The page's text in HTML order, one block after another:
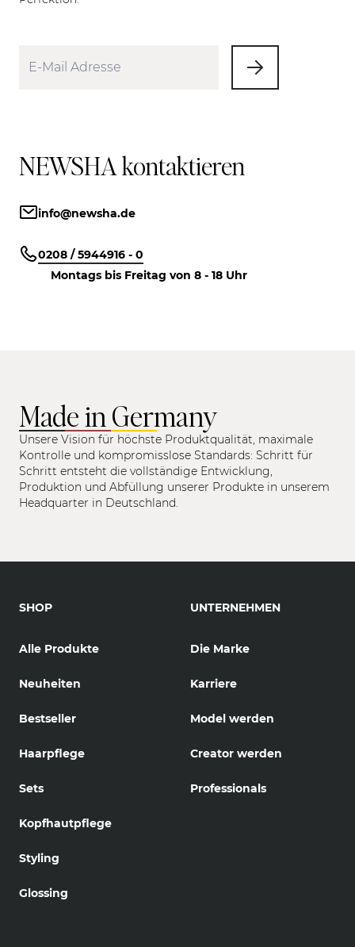
NEWSHA kontaktieren
info@newsha.de
0208 / 5944916 - 0
Montags bis Freitag von 8 - 18 Uhr
Made in Germany
Unsere Vision für höchste Produktqualität, maximale
Kontrolle und kompromisslose Standards: Schritt für
Schritt entsteht die vollständige Entwicklung,
Produktion und Abfüllung unserer Produkte in unserem
Headquarter in Deutschland.
SHOP
Alle Produkte
Neuheiten
Bestseller
Haarpflege
Sets
Kopfhautpflege
Styling
Glossing
UNTERNEHMEN
Die Marke
Karriere
Model werden
Creator werden
Professionals